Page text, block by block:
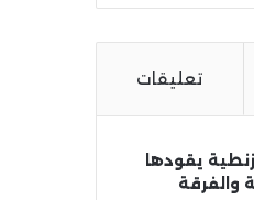
تعليقات
يقودها
والفرقة